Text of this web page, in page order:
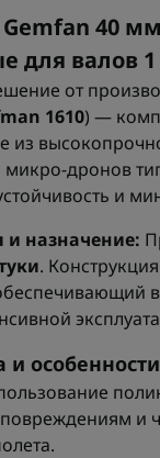
40
для валов
от
1610) —
из
дронов
и
и назначение:
.
особенности
и